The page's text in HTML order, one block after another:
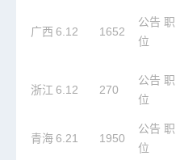
广西 6.12 1652
公告 职
位
浙江 6.12 270
公告 职
位
青海 6.21 1950
公告 职
位